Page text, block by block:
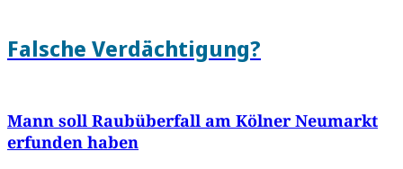
Falsche Verdächtigung?
Mann soll Raubüberfall am Kölner Neumarkt
erfunden haben